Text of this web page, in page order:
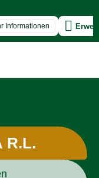
Mehr Informationen
R.L.